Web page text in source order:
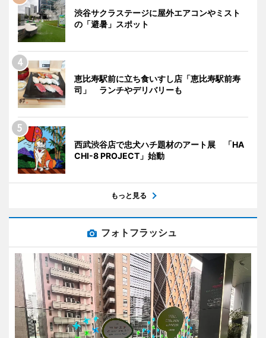
渋谷サクラステージに屋外エアコンやミスト
の「避暑」スポット
恵比寿駅前に立ち食いすし店「恵比寿駅前寿
司」 ランチやデリバリーも
西武渋谷店で忠犬ハチ題材のアート展 「HA
CHI-8 PROJECT」始動
もっと見る
フォトフラッシュ